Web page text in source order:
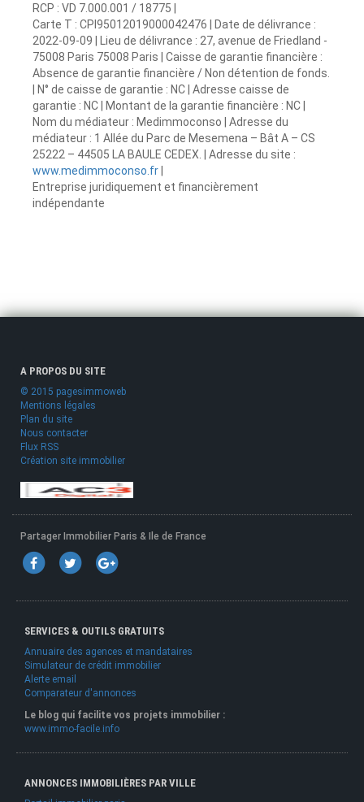
RCP : VD 7.000.001 / 18775 |
Carte T : CPI95012019000042476 | Date de délivrance :
2022-09-09 | Lieu de délivrance : 27, avenue de Friedland -
75008 Paris 75008 Paris | Caisse de garantie financière :
Absence de garantie financière / Non détention de fonds.
| N° de caisse de garantie : NC | Adresse caisse de
garantie : NC | Montant de la garantie financière : NC |
Nom du médiateur : Medimmoconso | Adresse du
médiateur : 1 Allée du Parc de Mesemena – Bât A – CS
25222 – 44505 LA BAULE CEDEX. | Adresse du site :
www.medimmoconso.fr|
Entreprise juridiquement et financièrement
indépendante
A PROPOS DU SITE
© 2015 pagesimmoweb
Mentions légales
Plan du site
Nous contacter
Flux RSS
Création site immobilier
Partager Immobilier Paris & Ile de France
SERVICES & OUTILS GRATUITS
Annuaire des agences et mandataires
Simulateur de crédit immobilier
Alerte email
Comparateur d'annonces
Le blog qui facilite vos projets immobilier :
www.immo-facile.info
ANNONCES IMMOBILIÈRES PAR VILLE